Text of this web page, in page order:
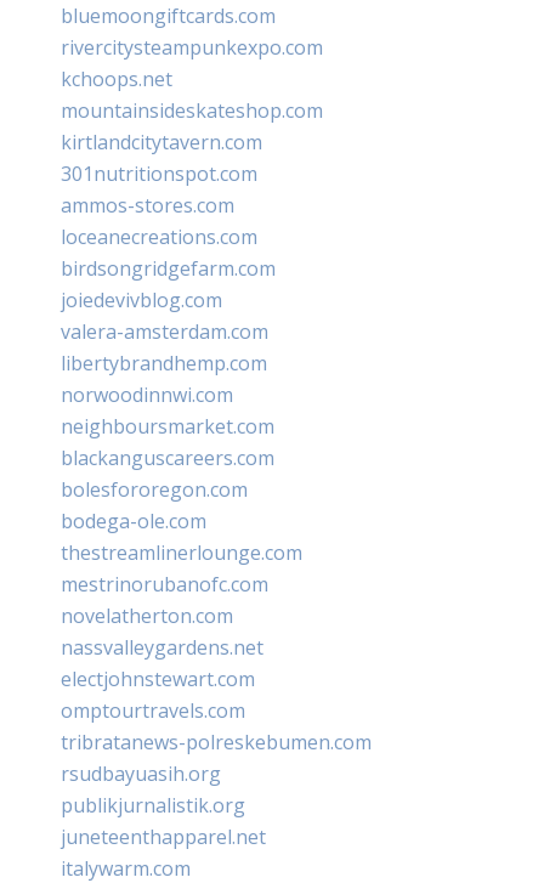
bluemoongiftcards.com
rivercitysteampunkexpo.com
kchoops.net
mountainsideskateshop.com
kirtlandcitytavern.com
301nutritionspot.com
ammos-stores.com
loceanecreations.com
birdsongridgefarm.com
joiedevivblog.com
valera-amsterdam.com
libertybrandhemp.com
norwoodinnwi.com
neighboursmarket.com
blackanguscareers.com
bolesfororegon.com
bodega-ole.com
thestreamlinerlounge.com
mestrinorubanofc.com
novelatherton.com
nassvalleygardens.net
electjohnstewart.com
omptourtravels.com
tribratanews-polreskebumen.com
rsudbayuasih.org
publikjurnalistik.org
juneteenthapparel.net
italywarm.com